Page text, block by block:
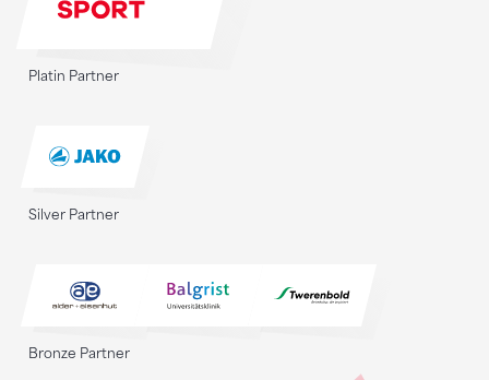
Platin Partner
Silver Partner
Bronze Partner